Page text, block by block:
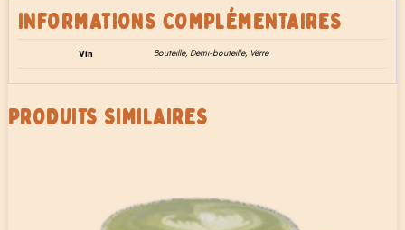
INFORMATIONS COMPLÉMENTAIRES
Vin Bouteille, Demi-bouteille, Verre
PRODUITS SIMILAIRES